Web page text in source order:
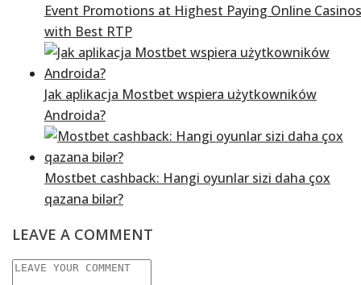
Event Promotions at Highest Paying Online Casinos
with Best RTP
Jak aplikacja Mostbet wspiera użytkowników
Androida?
Mostbet cashback: Hangi oyunlar sizi daha çox
qazana bilər?
LEAVE A COMMENT